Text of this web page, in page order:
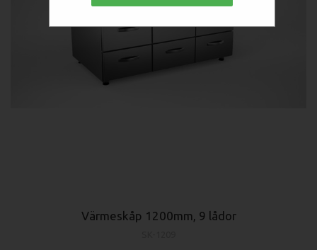
Värmeskåp 1200mm, 9 lådor